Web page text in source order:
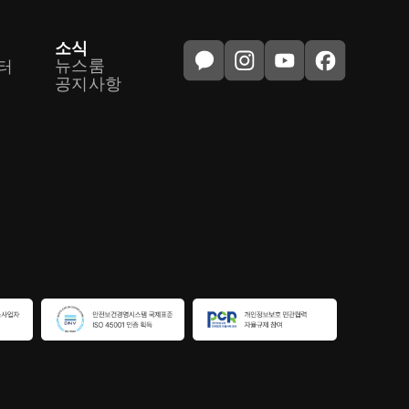
소식
뉴스룸
공지사항